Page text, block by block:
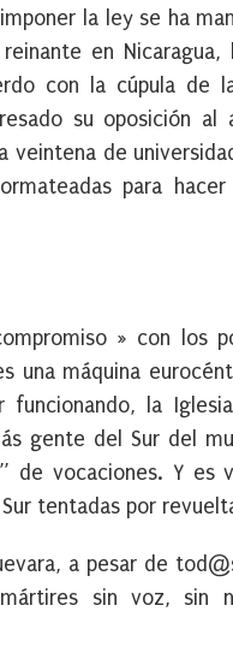
la ley se ha
en Nicaragua,
con la cúpula de
su oposición al
veintena de
para
» con los
una máquina
funcionando, la
gente del Sur del
de vocaciones. Y es
tentadas por
a pesar de
sin voz, sin